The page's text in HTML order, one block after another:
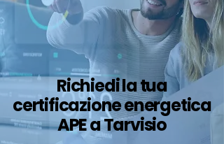
Richiedi la tua
certificazione energetica
APE a Tarvisio